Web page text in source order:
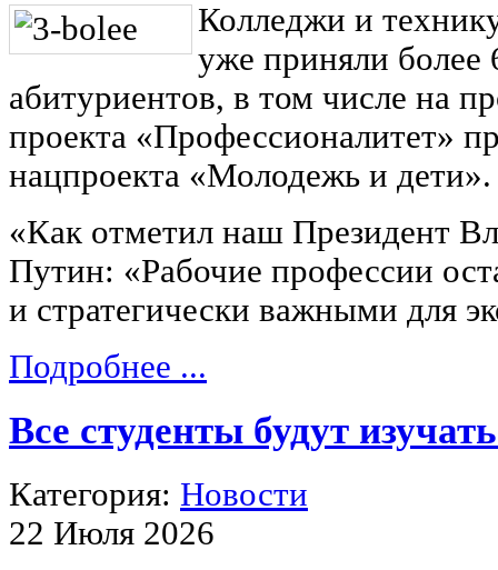
Колледжи и
уже приняли более
абитуриентов, в том числе на
проекта «Профессионалитет»
нацпроекта «Молодежь и дети».
«Как отметил наш Президент
Путин: «Рабочие профессии
и стратегически важными для
Подробнее ...
Все студенты будут
Категория: Новости
22 Июля 2026